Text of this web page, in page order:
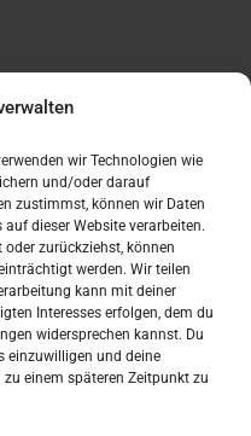
wir Technologien wie
und/oder darauf
zustimmst, können wir Daten
dieser Website verarbeiten.
zurückziehst, können
werden. Wir teilen
kann mit deiner
Interesses erfolgen, dem du
widersprechen kannst. Du
einzuwilligen und deine
einem späteren Zeitpunkt zu
Njemačka?